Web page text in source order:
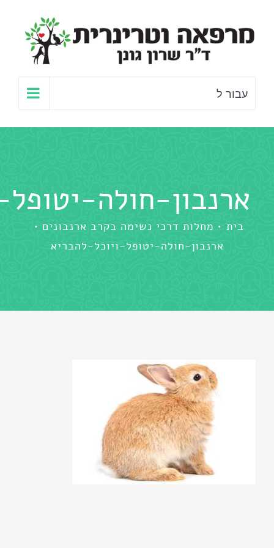
לתוכן
עבור ל
ארנבון-חולה-
בית
מחלות דרכי נשימה בקרב ארנבונים
ארנבון-חולה-יטופל-ויוכל-להבריא